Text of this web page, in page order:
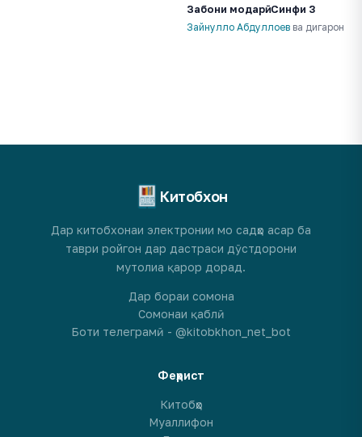
Забони модарӣ. Синфи 3
Зайнулло Абдуллоев ва дигарон
Китобхон
Дар китобхонаи электронии мо садҳо асар ба
таври ройгон дар дастраси дӯстдорони
мутолиа қарор дорад.
Дар бораи сомона
Сомонаи қаблӣ
Боти телеграмӣ - @kitobkhon_net_bot
Феҳрист
Китобҳо
Муаллифон